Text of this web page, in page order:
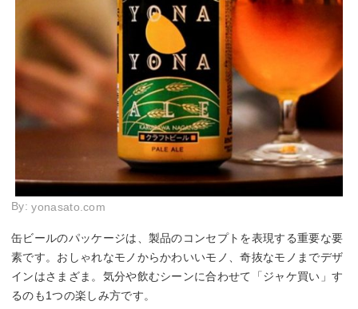
By:yonasato.com
缶ビールのパッケージは、製品のコンセプトを表現する重要な要
素です。おしゃれなモノからかわいいモノ、奇抜なモノまでデザ
インはさまざま。気分や飲むシーンに合わせて「ジャケ買い」す
るのも1つの楽しみ方です。